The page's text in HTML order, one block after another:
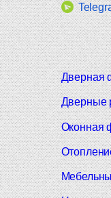
Дверная
Дверные
Оконная